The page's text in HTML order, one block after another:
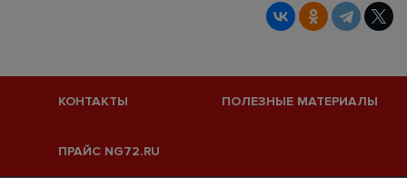
КОНТАКТЫ ПОЛЕЗНЫЕ МАТЕРИАЛЫ
ПРАЙС NG72.RU